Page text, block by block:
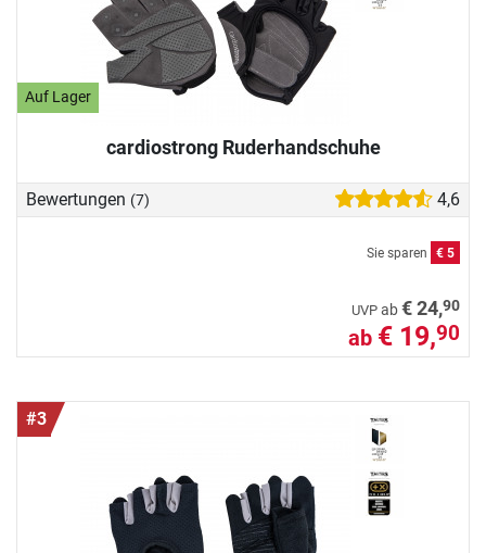
Auf Lager
cardiostrong Ruderhandschuhe
Bewertungen (7) 4,6
Sie sparen € 5
UVP ab€ 24,90
ab € 19,90
#3